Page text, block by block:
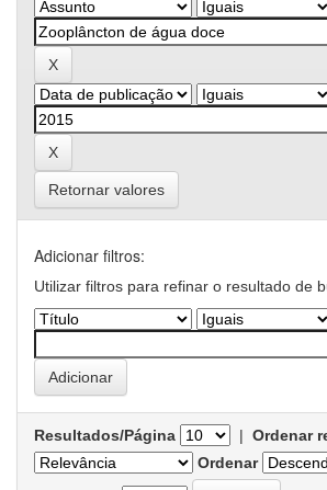
Retornar valores
Adicionar filtros:
Utilizar filtros para refinar o resultado de
Resultados/Página | Ordenar
Ordenar